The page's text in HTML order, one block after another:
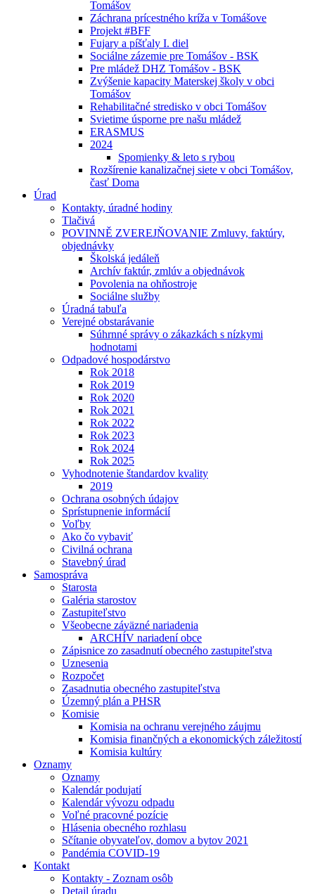
Tomášov
Záchrana prícestného kríža v Tomášove
Projekt #BFF
Fujary a píšťaly I. diel
Sociálne zázemie pre Tomášov - BSK
Pre mládež DHZ Tomášov - BSK
Zvýšenie kapacity Materskej školy v obci
Tomášov
Rehabilitačné stredisko v obci Tomášov
Svietime úsporne pre našu mládež
ERASMUS
2024
Spomienky & leto s rybou
Rozšírenie kanalizačnej siete v obci Tomášov,
časť Doma
Úrad
Kontakty, úradné hodiny
Tlačivá
POVINNĚ ZVEREJŇOVANIE Zmluvy, faktúry,
objednávky
Školská jedáleň
Archív faktúr, zmlúv a objednávok
Povolenia na ohňostroje
Sociálne služby
Úradná tabuľa
Verejné obstarávanie
Súhrnné správy o zákazkách s nízkymi
hodnotami
Odpadové hospodárstvo
Rok 2018
Rok 2019
Rok 2020
Rok 2021
Rok 2022
Rok 2023
Rok 2024
Rok 2025
Vyhodnotenie štandardov kvality
2019
Ochrana osobných údajov
Sprístupnenie informácií
Voľby
Ako čo vybaviť
Civilná ochrana
Stavebný úrad
Samospráva
Starosta
Galéria starostov
Zastupiteľstvo
Všeobecne záväzné nariadenia
ARCHÍV nariadení obce
Zápisnice zo zasadnutí obecného zastupiteľstva
Uznesenia
Rozpočet
Zasadnutia obecného zastupiteľstva
Územný plán a PHSR
Komisie
Komisia na ochranu verejného záujmu
Komisia finančných a ekonomických záležitostí
Komisia kultúry
Oznamy
Oznamy
Kalendár podujatí
Kalendár vývozu odpadu
Voľné pracovné pozície
Hlásenia obecného rozhlasu
Sčítanie obyvateľov, domov a bytov 2021
Pandémia COVID-19
Kontakt
Kontakty - Zoznam osôb
Detail úradu